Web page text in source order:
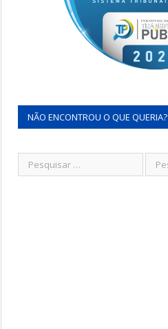
NÃO ENCONTROU O QUE QUERIA?